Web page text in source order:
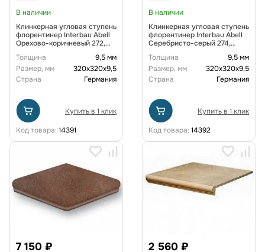
В наличии
Клинкерная угловая ступень
флорентинер Interbau Abell
Орехово-коричневый 272,
Толщина
9,5 мм
Размер, мм
320х320х9,5
Страна
Германия
Купить в 1 клик
Код товара: 14391
В наличии
Клинкерная угловая ступень
флорентинер Interbau Abell
Серебристо-серый 274,
Толщина
9,5 мм
Размер, мм
320х320х9,5
Страна
Германия
Купить в 1 клик
Код товара: 14392
7 150 ₽ 2 560 ₽